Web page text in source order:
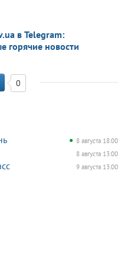
в Telegram:
горячие новости
0
8 августа 18:00
8 августа 13:00
9 августа 13:00